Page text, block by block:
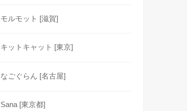
モルモット [滋賀]
キットキャット [東京]
なごぐらん [名古屋]
Sana [東京都]